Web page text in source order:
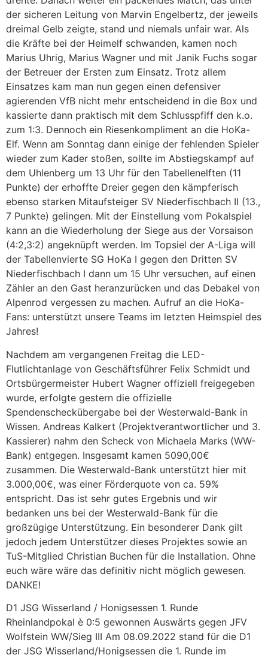
der sicheren Leitung von Marvin Engelbertz, der jeweils
dreimal Gelb zeigte, stand und niemals unfair war. Als
die Kräfte bei der Heimelf schwanden, kamen noch
Marius Uhrig, Marius Wagner und mit Janik Fuchs sogar
der Betreuer der Ersten zum Einsatz. Trotz allem
Einsatzes kam man nun gegen einen defensiver
agierenden VfB nicht mehr entscheidend in die Box und
kassierte dann praktisch mit dem Schlusspfiff den k.o.
zum 1:3. Dennoch ein Riesenkompliment an die HoKa-
Elf. Wenn am Sonntag dann einige der fehlenden Spieler
wieder zum Kader stoßen, sollte im Abstiegskampf auf
dem Uhlenberg um 13 Uhr für den Tabellenelften (11
Punkte) der erhoffte Dreier gegen den kämpferisch
ebenso starken Mitaufsteiger SV Niederfischbach II (13.,
7 Punkte) gelingen. Mit der Einstellung vom Pokalspiel
kann an die Wiederholung der Siege aus der Vorsaison
(4:2,3:2) angeknüpft werden. Im Topsiel der A-Liga will
der Tabellenvierte SG HoKa I gegen den Dritten SV
Niederfischbach I dann um 15 Uhr versuchen, auf einen
Zähler an den Gast heranzurücken und das Debakel von
Alpenrod vergessen zu machen. Aufruf an die HoKa-
Fans: unterstützt unsere Teams im letzten Heimspiel des
Jahres!
Nachdem am vergangenen Freitag die LED-
Flutlichtanlage von Geschäftsführer Felix Schmidt und
Ortsbürgermeister Hubert Wagner offiziell freigegeben
wurde, erfolgte gestern die offizielle
Spendenscheckübergabe bei der Westerwald-Bank in
Wissen. Andreas Kalkert (Projektverantwortlicher und 3.
Kassierer) nahm den Scheck von Michaela Marks (WW-
Bank) entgegen. Insgesamt kamen 5090,00€
zusammen. Die Westerwald-Bank unterstützt hier mit
3.000,00€, was einer Förderquote von ca. 59%
entspricht. Das ist sehr gutes Ergebnis und wir
bedanken uns bei der Westerwald-Bank für die
großzügige Unterstützung. Ein besonderer Dank gilt
jedoch jedem Unterstützer dieses Projektes sowie an
TuS-Mitglied Christian Buchen für die Installation. Ohne
euch wäre wäre das definitiv nicht möglich gewesen.
DANKE!
D1 JSG Wisserland / Honigsessen 1. Runde
Rheinlandpokal è 0:5 gewonnen Auswärts gegen JFV
Wolfstein WW/Sieg III Am 08.09.2022 stand für die D1
der JSG Wisserland/Honigsessen die 1. Runde im